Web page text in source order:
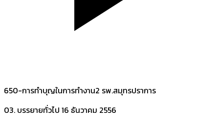
650-การทำบุญในการทำงาน2 รพ.สมุทรปราการ
03. บรรยายทั่วไป 16 ธันวาคม 2556